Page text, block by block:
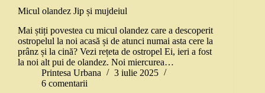
Micul olandez Jip și mujdeiul
Mai știți povestea cu micul olandez care a descoperit
ostropelul la noi acasă și de atunci numai asta cere la
prânz și la cină? Vezi rețeta de ostropel Ei, ieri a fost
la noi alt pui de olandez. Noi miercurea…
Printesa Urbana
3 iulie 2025
6 comentarii